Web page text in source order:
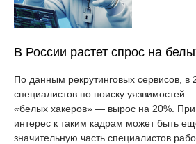
В России растет спрос на
По данным рекрутинговых сервисов, в
специалистов по поиску уязвимостей
«белых хакеров» — вырос на 20%.
интерес к таким кадрам может быть
значительную часть специалистов